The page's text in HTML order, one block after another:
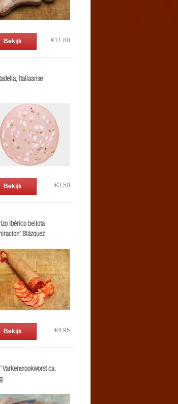
Bekijk €11,80
Italiaanse
Bekijk €3,50
Ibérico bellota
Blázquez
Bekijk €4,95
Varkensrookworst ca.